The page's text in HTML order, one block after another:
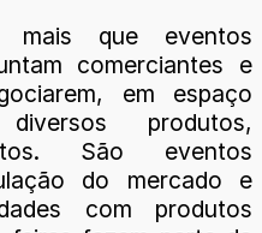
que eventos
comerciantes e
em espaço
produtos,
São eventos
do mercado e
com produtos